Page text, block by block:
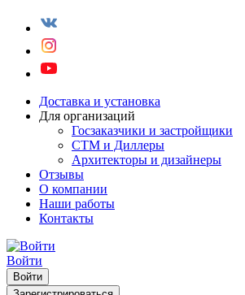
Доставка и установка
Для организаций
Госзаказчики и застройщики
СТМ и Диллеры
Архитекторы и дизайнеры
Отзывы
О компании
Наши работы
Контакты
Войти
Войти